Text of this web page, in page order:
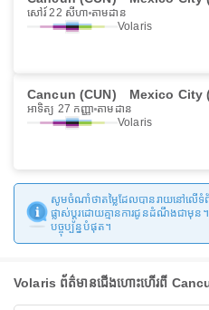
សៅរ៍ 22 សីហា តាមដាន
Volaris
Cancun (CUN) Mexico City
អាទិត្យ 27 កញ្ញា តាមដាន
Volaris
សូមចំណាំថាតម្លៃដែលបានរាយនៅលើ
ផ្លាស់ប្តូរដោយគ្មានការជូនដំណឹងជាមុ
បច្ចុប្បន្នបំផុត។
Volaris ព័ត៌មានជើងហោះហើរពី